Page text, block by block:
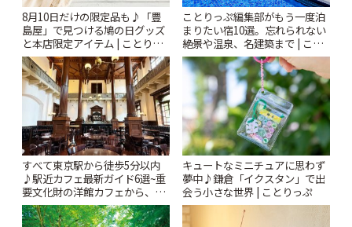
8月10日だけの限定品も♪「豊
島屋」で見つける鳩の日グッズ
と本店限定アイテム | ことりっ
ぷ
ことりっぷ編集部がもう一度泊
まりたい宿10選。忘れられない
絶景や温泉、名建築まで | こと
りっぷ
すべて東京駅から徒歩5分以内
♪駅近カフェ最新ガイド6選~重
要文化財の洋館カフェから、改
札すぐのレトロ喫茶まで~ | こと
りっぷ
キュートなミニチュアに思わず
夢中♪鎌倉「イクスタン」で出
会う小さな世界 | ことりっぷ